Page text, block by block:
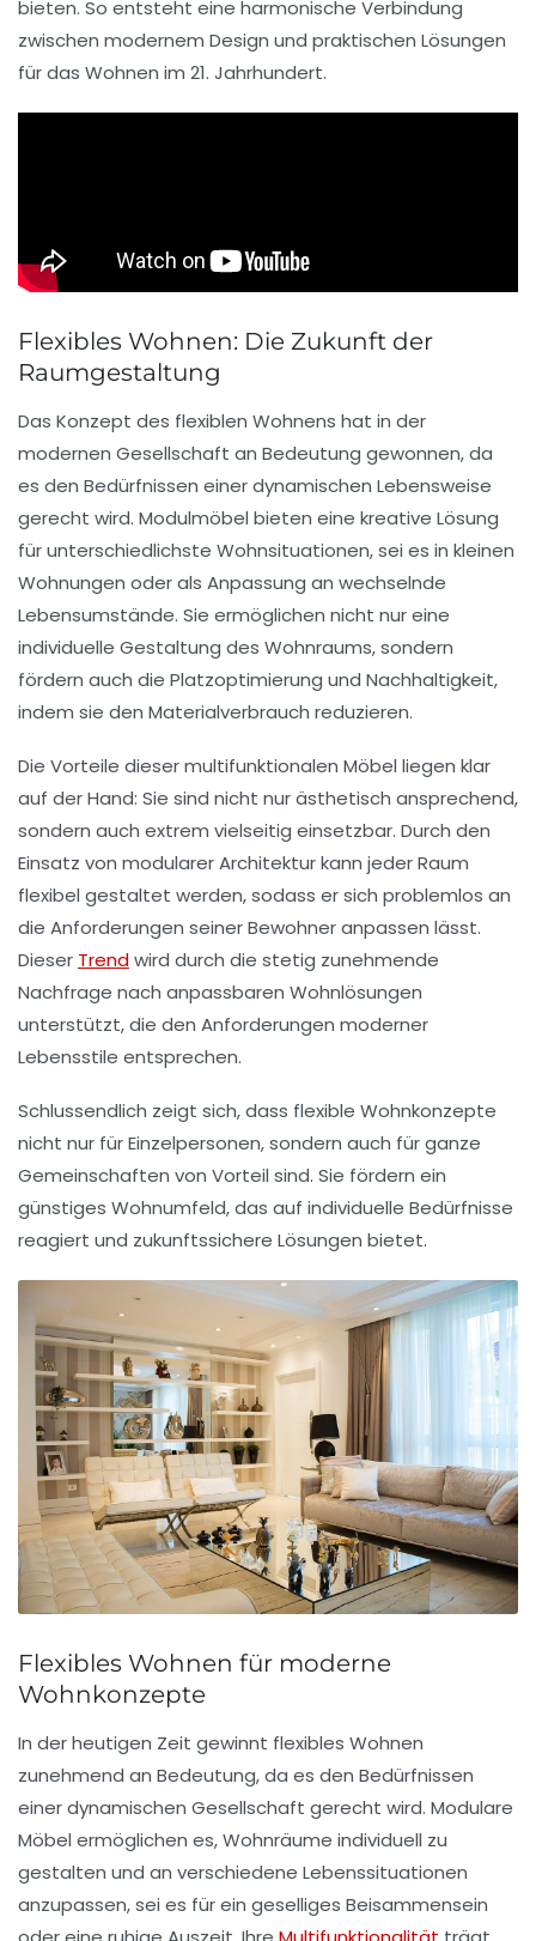
bieten. So entsteht eine harmonische Verbindung
zwischen modernem Design und praktischen Lösungen
für das Wohnen im 21. Jahrhundert.
Flexibles Wohnen: Die Zukunft der
Raumgestaltung
Das Konzept des flexiblen Wohnens hat in der
modernen Gesellschaft an Bedeutung gewonnen, da
es den Bedürfnissen einer dynamischen Lebensweise
gerecht wird. Modulmöbel bieten eine kreative Lösung
für unterschiedlichste Wohnsituationen, sei es in kleinen
Wohnungen oder als Anpassung an wechselnde
Lebensumstände. Sie ermöglichen nicht nur eine
individuelle Gestaltung des Wohnraums, sondern
fördern auch die Platzoptimierung und Nachhaltigkeit,
indem sie den Materialverbrauch reduzieren.
Die Vorteile diesermultifunktionalen Möbel liegen klar
auf der Hand: Sie sind nicht nur ästhetisch ansprechend,
sondern auch extrem vielseitig einsetzbar. Durch den
Einsatz von modularer Architekturkann jeder Raum
flexibel gestaltet werden, sodass er sich problemlos an
die Anforderungen seiner Bewohner anpassen lässt.
Dieser Trendwird durch die stetig zunehmende
Nachfrage nach anpassbaren Wohnlösungen
unterstützt, die den Anforderungen moderner
Lebensstile entsprechen.
Schlussendlich zeigt sich, dass flexible Wohnkonzepte
nicht nur für Einzelpersonen, sondern auch für ganze
Gemeinschaften von Vorteil sind. Sie fördern ein
günstiges Wohnumfeld, das auf individuelle Bedürfnisse
reagiert und zukunftssichere Lösungen bietet.
Flexibles Wohnen für moderne
Wohnkonzepte
In der heutigen Zeit gewinnt flexibles Wohnen
zunehmend an Bedeutung, da es den Bedürfnissen
einer dynamischen Gesellschaft gerecht wird. Modulare
Möbel ermöglichen es, Wohnräume individuell zu
gestalten und an verschiedene Lebenssituationen
anzupassen, sei es für ein geselliges Beisammensein